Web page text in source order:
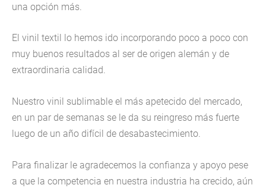
una opción más.
El vinil textil lo hemos ido incorporando poco a poco con
muy buenos resultados al ser de origen alemán y de
extraordinaria calidad.
Nuestro vinil sublimable el más apetecido del mercado,
en un par de semanas se le da su reingreso más fuerte
luego de un año difícil de desabastecimiento.
Para finalizar le agradecemos la confianza y apoyo pese
a que la competencia en nuestra industria ha crecido, aún